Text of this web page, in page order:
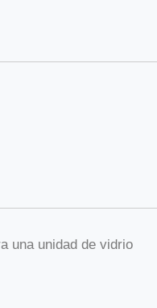
una unidad de vidrio